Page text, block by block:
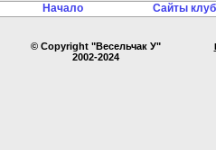
Начало Сайты
© Copyright "Весельчак У"
2002-2024